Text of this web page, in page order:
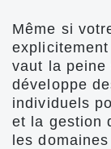
Même si
vaut la peine
développe
individuels
et la gestion
les